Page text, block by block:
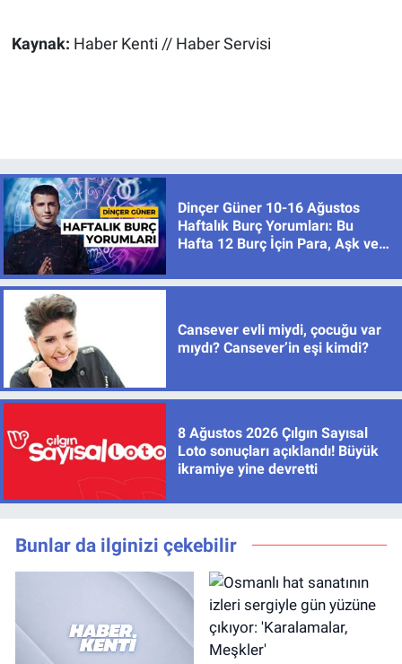
Kaynak: Haber Kenti // Haber Servisi
Dinçer Güner 10-16 Ağustos
Haftalık Burç Yorumları: Bu
Hafta 12 Burç İçin Para, Aşk ve
Cansever evli miydi, çocuğu var
mıydı? Cansever’in eşi kimdi?
8 Ağustos 2026 Çılgın Sayısal
Loto sonuçları açıklandı! Büyük
ikramiye yine devretti
Bunlar da ilginizi çekebilir